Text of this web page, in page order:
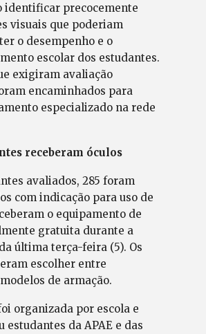
identificar precocemente
visuais que poderiam
o desempenho e o
escolar dos estudantes.
exigiram avaliação
encaminhados para
especializado na rede
receberam óculos
avaliados, 285 foram
com indicação para uso de
o equipamento de
gratuita durante a
última terça-feira (5). Os
escolher entre
de armação.
organizada por escola e
estudantes da APAE e das